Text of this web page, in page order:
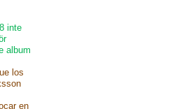
inte
album
los
en